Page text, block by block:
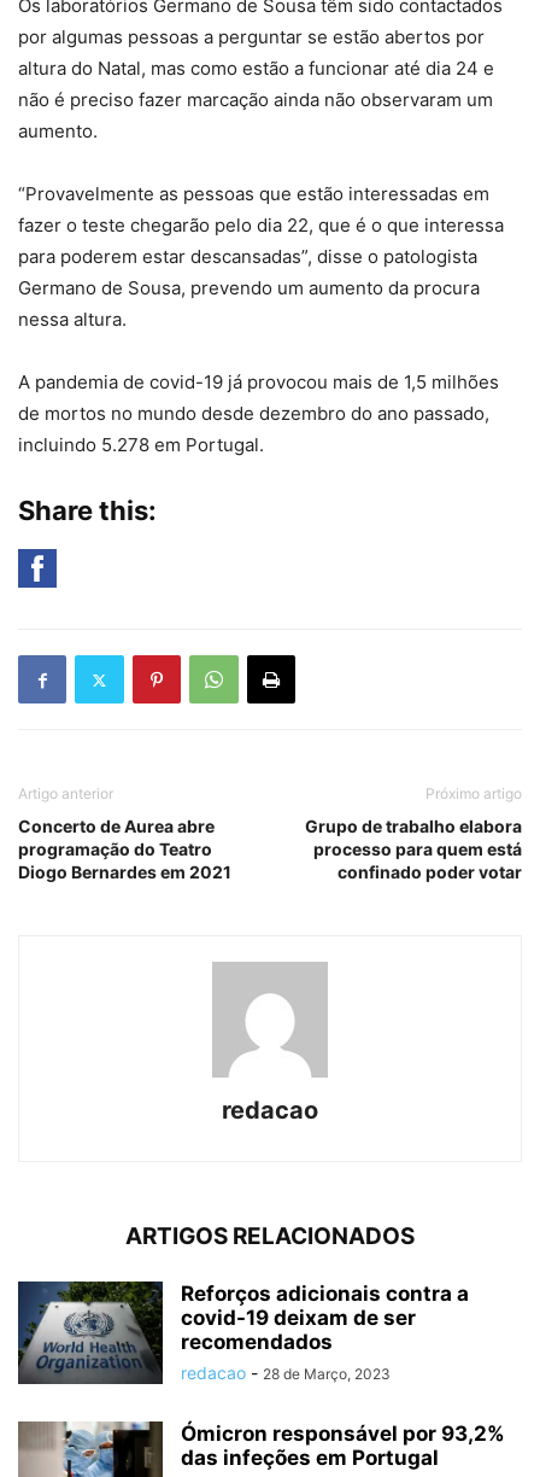
Os laboratórios Germano de Sousa têm sido contactados
por algumas pessoas a perguntar se estão abertos por
altura do Natal, mas como estão a funcionar até dia 24 e
não é preciso fazer marcação ainda não observaram um
aumento.
“Provavelmente as pessoas que estão interessadas em
fazer o teste chegarão pelo dia 22, que é o que interessa
para poderem estar descansadas”, disse o patologista
Germano de Sousa, prevendo um aumento da procura
nessa altura.
A pandemia de covid-19 já provocou mais de 1,5 milhões
de mortos no mundo desde dezembro do ano passado,
incluindo 5.278 em Portugal.
Share this:
Artigo anterior
Concerto de Aurea abre
programação do Teatro
Diogo Bernardes em 2021
Próximo artigo
Grupo de trabalho elabora
processo para quem está
confinado poder votar
redacao
ARTIGOS RELACIONADOS
Reforços adicionais contra a
covid-19 deixam de ser
recomendados
redacao - 28 de Março, 2023
Ómicron responsável por 93,2%
das infeções em Portugal